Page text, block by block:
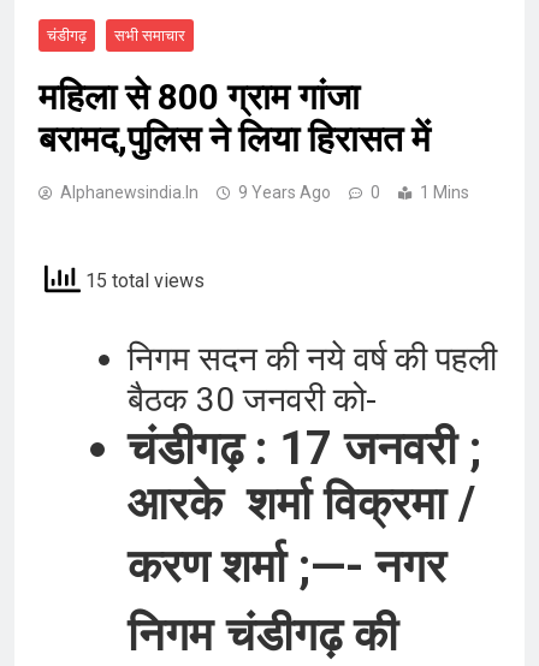
चंडीगढ़ सभी समाचार
महिला से 800 ग्राम गांजा
बरामद,पुलिस ने लिया हिरासत में
Alphanewsindia.in 9 Years Ago 0 1 Mins
15 total views
निगम सदन की नये वर्ष की पहली
बैठक 30 जनवरी को-
चंडीगढ़ : 17 जनवरी ;
आरके शर्मा विक्रमा /
करण शर्मा ;—-नगर
निगमचंडीगढ़ की